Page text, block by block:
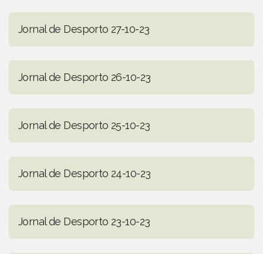
Jornal de Desporto 27-10-23
Jornal de Desporto 26-10-23
Jornal de Desporto 25-10-23
Jornal de Desporto 24-10-23
Jornal de Desporto 23-10-23